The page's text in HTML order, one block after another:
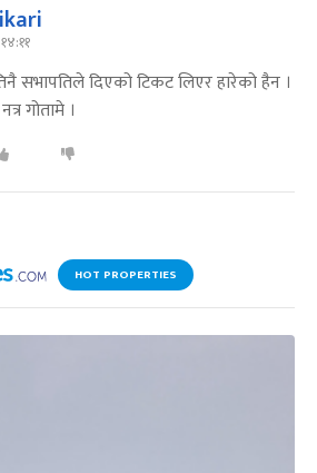
सभापतिले दिएको टिकट लिएर हारेको हैन ।
गोतामे ।
HOT PROPERTIES